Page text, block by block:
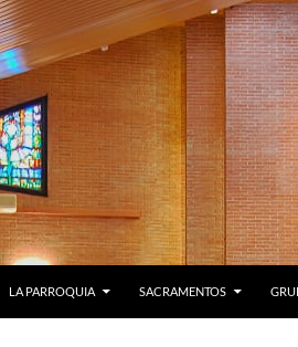
LA PARROQUIA SACRAMENTOS